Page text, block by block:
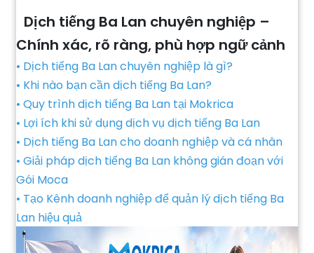
Dịch tiếng Ba Lan chuyên nghiệp –
Chính xác, rõ ràng, phù hợp ngữ cảnh
• Dịch tiếng Ba Lan chuyên nghiệp là gì?
• Khi nào bạn cần dịch tiếng Ba Lan?
• Quy trình dịch tiếng Ba Lan tại Mokrica
• Lợi ích khi sử dụng dịch vụ dịch tiếng Ba Lan
• Dịch tiếng Ba Lan cho doanh nghiệp và cá nhân
• Giải pháp dịch tiếng Ba Lan không gián đoạn với
Gói Moca
• Tạo Kênh doanh nghiệp để quản lý dịch tiếng Ba
Lan hiệu quả